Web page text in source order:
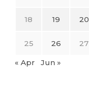
18 19 20
25 26 27
« Apr Jun »